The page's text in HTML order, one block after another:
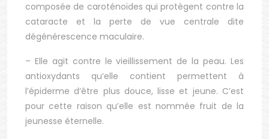
composée de caroténoïdes qui protègent contre la
cataracte et la perte de vue centrale dite
dégénérescence maculaire.
– Elle agit contre le vieillissement de la peau. Les
antioxydants qu’elle contient permettent à
l’épiderme d’être plus douce, lisse et jeune. C’est
pour cette raison qu’elle est nommée fruit de la
jeunesse éternelle.